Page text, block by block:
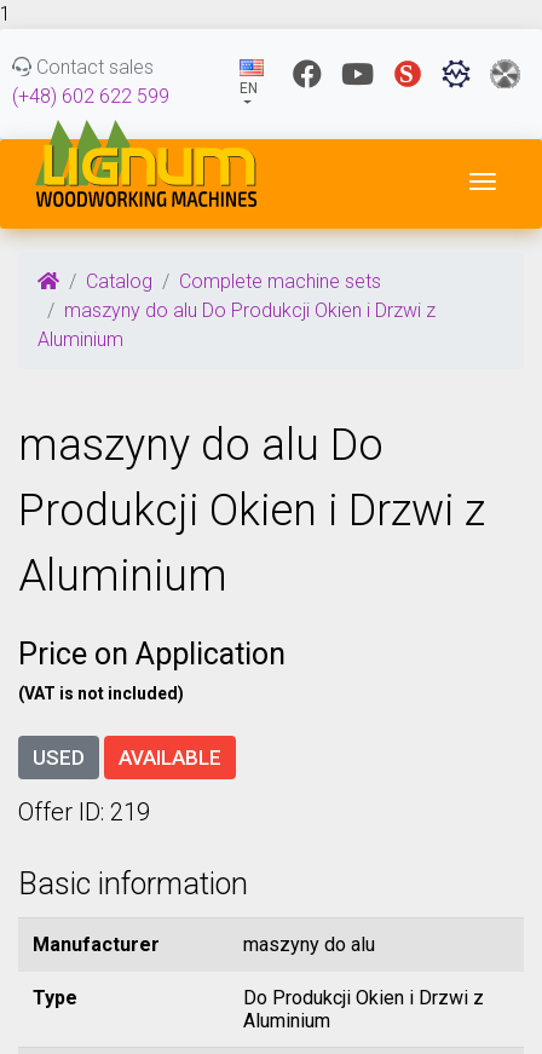
1
Contact sales
(+48) 602 622 599
EN
Catalog
Complete machine sets
maszyny do alu Do Produkcji Okien i Drzwi z
Aluminium
maszyny do alu Do
Produkcji Okien i Drzwi z
Aluminium
Price on Application
(VAT is not included)
USED AVAILABLE
Offer ID: 219
Basic information
Manufacturer maszyny do alu
Type
Do Produkcji Okien i Drzwi z
Aluminium